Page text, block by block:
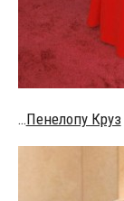
…Пенелопу Круз